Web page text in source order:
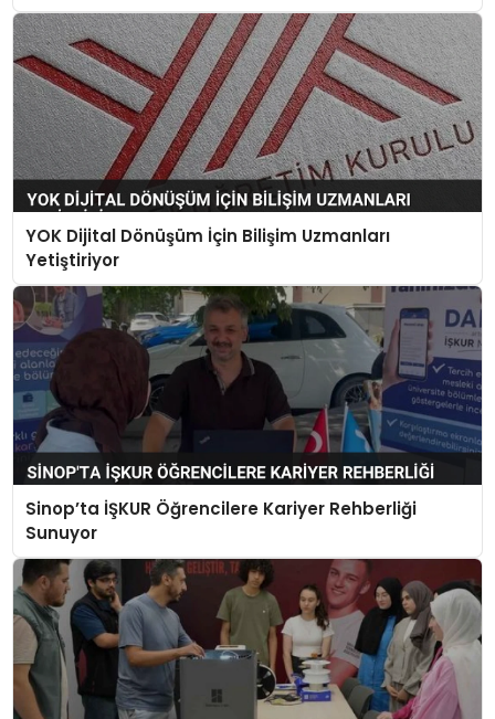
YOK Dijital Dönüşüm İçin Bilişim Uzmanları
Yetiştiriyor
Sinop’ta İŞKUR Öğrencilere Kariyer Rehberliği
Sunuyor